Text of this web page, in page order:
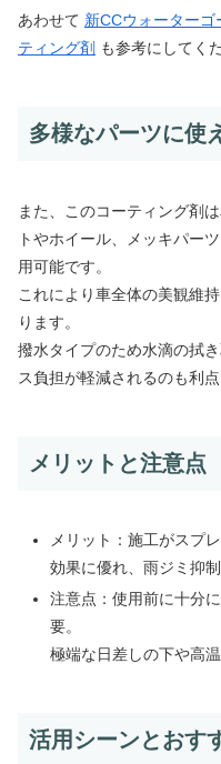
あわせて 新CCウォーター
ティング剤 も参考にしてく
多様なパーツに使
また、このコーティング剤
トやホイール、メッキパー
用可能です。
これにより車全体の美観維
ります。
撥水タイプのため水滴の拭
ス負担が軽減されるのも利点
メリットと注意点
メリット：施工がスプ
効果に優れ、雨ジミ抑制
注意点：使用前に十分
要。
極端な日差しの下や高
活用シーンとおす